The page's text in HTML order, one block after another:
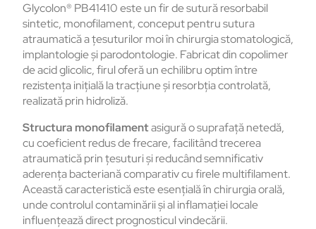
Glycolon® PB41410 este un fir de sutură resorbabil
sintetic, monofilament, conceput pentru sutura
atraumatică a țesuturilor moi în chirurgia stomatologică,
implantologie și parodontologie. Fabricat din copolimer
de acid glicolic, firul oferă un echilibru optim între
rezistența inițială la tracțiune și resorbția controlată,
realizată prin hidroliză.
Structura monofilamentasigură o suprafață netedă,
cu coeficient redus de frecare, facilitând trecerea
atraumatică prin țesuturi și reducând semnificativ
aderența bacteriană comparativ cu firele multifilament.
Această caracteristică este esențială în chirurgia orală,
unde controlul contaminării și al inflamației locale
influențează direct prognosticul vindecării.